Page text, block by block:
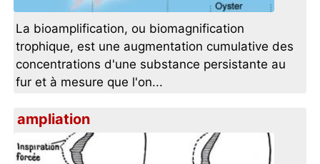
La bioamplification, ou biomagnification
trophique, est une augmentation cumulative des
concentrations d'une substance persistante au
fur et à mesure que l'on...
ampliation